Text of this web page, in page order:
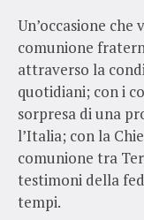
Un’occasione che
comunione
attraverso la
quotidiani; con i
sorpresa di una
l’Italia; con la
comunione tra
testimoni della
tempi.